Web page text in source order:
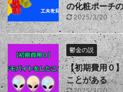
の化粧ポーチ
2025/3/20
鬱金の説
【初期費用０
ことがある